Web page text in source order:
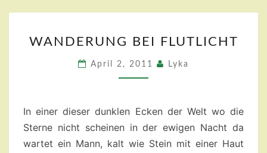
BEI
FLUTLICHT
WANDERUNG BEI FLUTLICHT
April 2, 2011 Lyka
In einer dieser dunklen Ecken der Welt wo die
Sterne nicht scheinen in der ewigen Nacht da
wartet ein Mann, kalt wie Stein mit einer Haut